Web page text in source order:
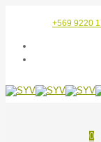
+569 9220
0